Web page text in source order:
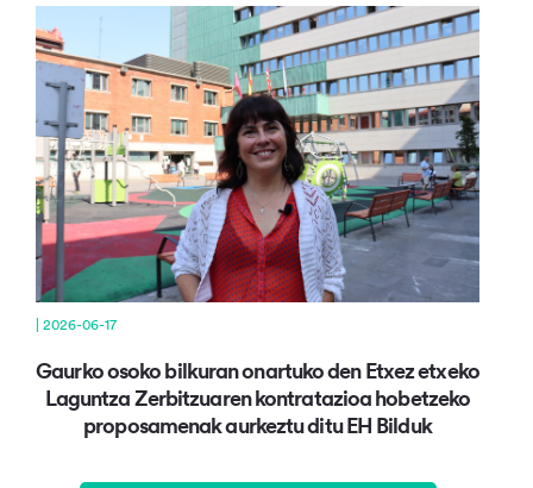
| 2026-06-17
Gaurko osoko bilkuran onartuko den Etxez etxeko
Laguntza Zerbitzuaren kontratazioa hobetzeko
proposamenak aurkeztu ditu EH Bilduk